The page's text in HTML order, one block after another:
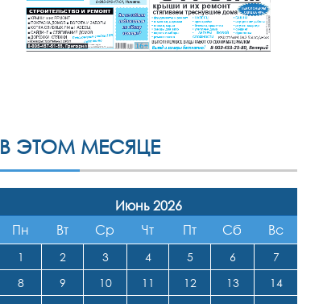
В ЭТОМ МЕСЯЦЕ
Июнь 2026
Пн
Вт Ср Чт Пт Сб Вс
1 2 3 4 5 6
7
8
9 10 11 12 13
14